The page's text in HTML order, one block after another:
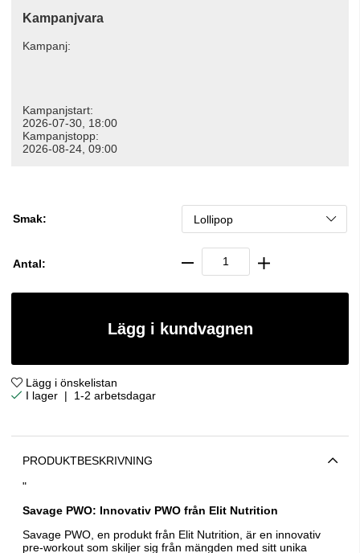
Kampanjvara
Kampanj:
Kampanjstart:
2026-07-30, 18:00
Kampanjstopp:
2026-08-24, 09:00
Smak:
Antal:
Lägg i kundvagnen
Lägg i önskelistan
| 1-2 arbetsdagar
PRODUKTBESKRIVNING
"
Savage PWO: Innovativ PWO från Elit Nutrition
Savage PWO, en produkt från Elit Nutrition, är en innovativ
pre-workout som skiljer sig från mängden med sitt unika